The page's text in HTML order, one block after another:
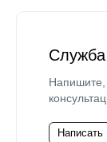
Написать